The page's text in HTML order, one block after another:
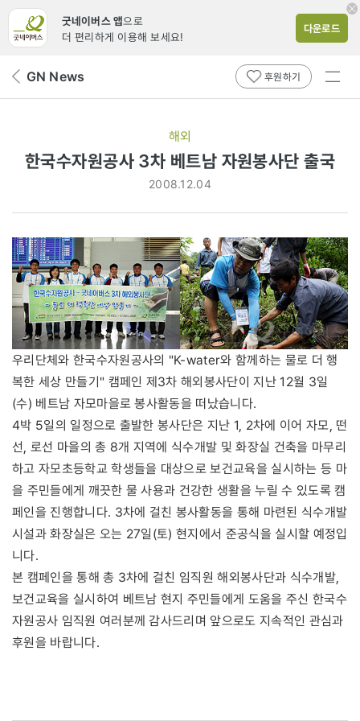
굿네이버스 앱으로
더 편리하게 이용해 보세요!
다운로드
뒤 GN News 후원하기
전체
해외
한국수자원공사 3차 베트남 자원봉사단 출국
2008.12.04
우리단체와 한국수자원공사의 "K-water와 함께하는 물로 더 행
복한 세상 만들기" 캠페인 제3차 해외봉사단이 지난 12월 3일
(수) 베트남 자모마을로 봉사활동을 떠났습니다.
4박 5일의 일정으로 출발한 봉사단은 지난 1, 2차에 이어 자모, 떤
선, 로선 마을의 총 8개 지역에 식수개발 및 화장실 건축을 마무리
하고 자모초등학교 학생들을 대상으로 보건교육을 실시하는 등 마
을 주민들에게 깨끗한 물 사용과 건강한 생활을 누릴 수 있도록 캠
페인을 진행합니다. 3차에 걸친 봉사활동을 통해 마련된 식수개발
시설과 화장실은 오는 27일(토) 현지에서 준공식을 실시할 예정입
니다.
본 캠페인을 통해 총 3차에 걸친 임직원 해외봉사단과 식수개발,
보건교육을 실시하여 베트남 현지 주민들에게 도움을 주신 한국수
자원공사 임직원 여러분께 감사드리며 앞으로도 지속적인 관심과
후원을 바랍니다.